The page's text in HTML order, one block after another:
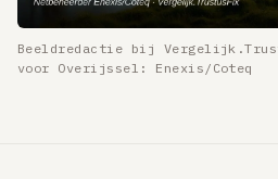
INTERNET & TV
Beeldredactie bij
voor Overijssel: Enexis/Coteq